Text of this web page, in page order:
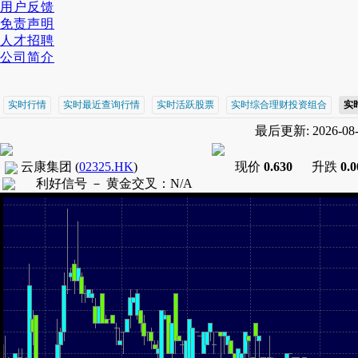
用户反馈
免责声明
人才招聘
公司简介
实时行情 实时最近查询行情 实时活跃股票 实时综合理财投资组合 实
最后更新: 2026-
云康集团 (02325.HK) 现价 0.630 升跌
利好信号 － 黄金交叉 ： N/A